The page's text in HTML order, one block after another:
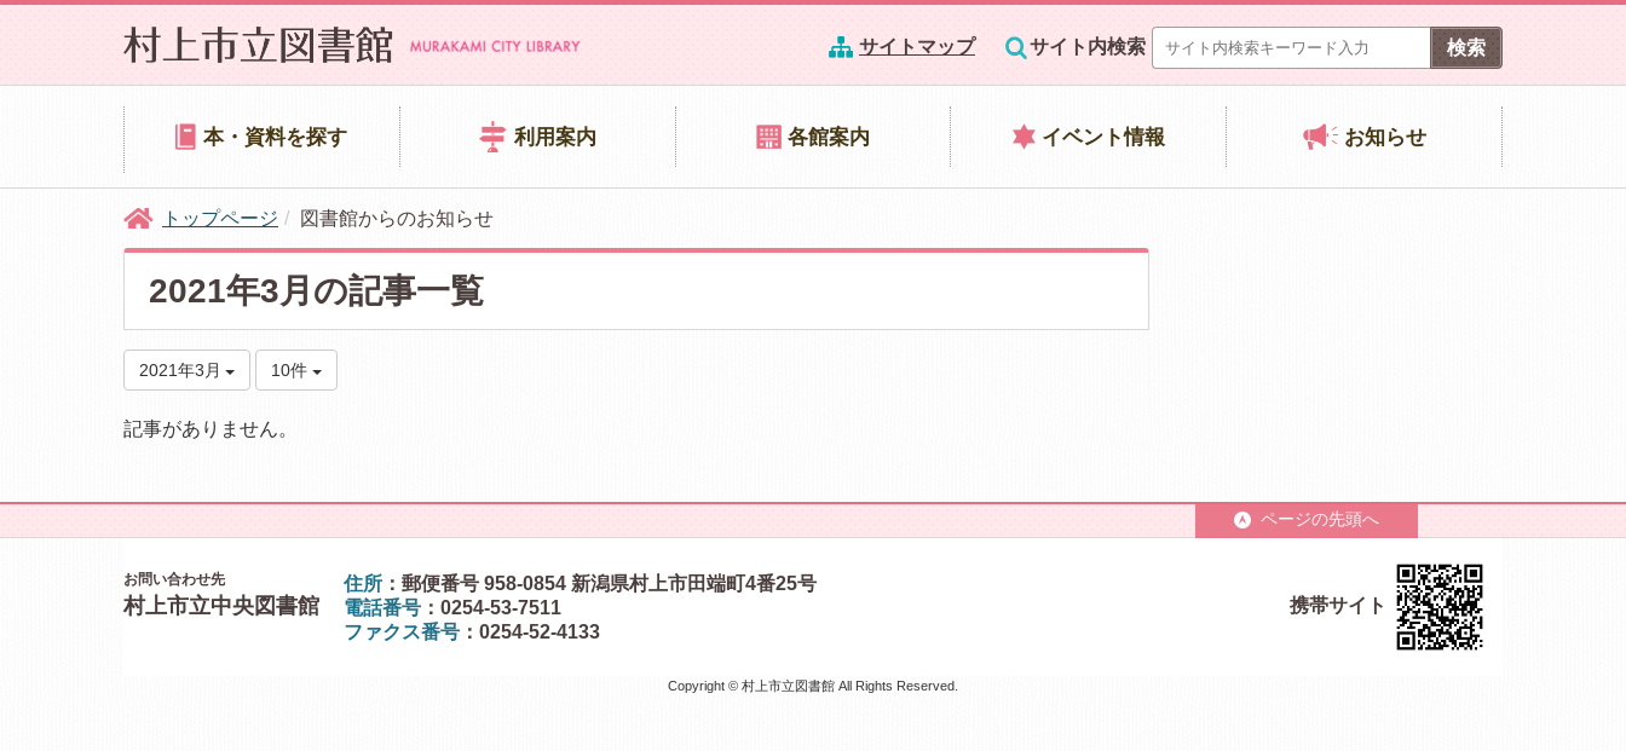
サイトマップ サイト内検索
本・資料を探す 利用案内 各館案内 イベント情報 お知らせ
トップページ 図書館からのお知らせ
2021年3月の記事一覧
2021年3月 10件
記事がありません。
ページの先頭へ
お問い合わせ先
村上市立中央図書館
住所 ：郵便番号 958-0854 新潟県村上市田端町4番25号
電話番号 ：0254-53-7511
ファクス番号 ：0254-52-4133
携帯サイト
Copyright © 村上市立図書館 All Rights Reserved.